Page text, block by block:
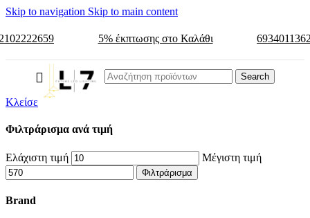
Skip to navigation Skip to main content
5% έκπτωσης στο Καλάθι
Search
Κλείσε
Φιλτράρισμα ανά τιμή
Ελάχιστη τιμή Μέγιστη τιμή
Φιλτράρισμα
Brand